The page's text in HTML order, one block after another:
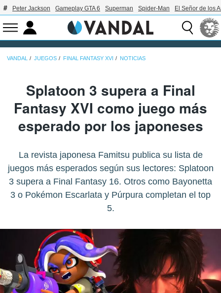
Peter Jackson Gameplay GTA 6 Superman Spider-Man El Señor de los
VANDAL JUEGOS FINAL FANTASY XVI NOTICIAS
Splatoon 3 supera a Final
Fantasy XVI como juego más
esperado por los japoneses
La revista japonesa Famitsu publica su lista de
juegos más esperados según sus lectores: Splatoon
3 supera a Final Fantasy 16. Otros como Bayonetta
3 o Pokémon Escarlata y Púrpura completan el top
5.